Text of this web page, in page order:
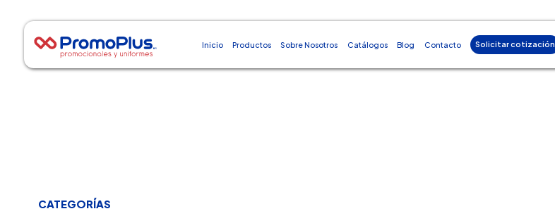
Inicio Productos Sobre Nosotros Catálogos Blog Contacto Solicitar cotización
CATEGORÍAS